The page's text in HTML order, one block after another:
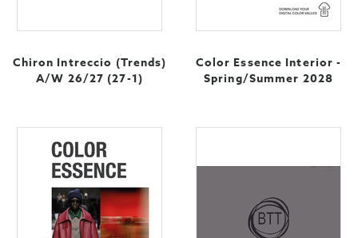
Chiron Intreccio (Trends)
A/W 26/27 (27-1)
Color Essence Interior -
Spring/Summer 2028